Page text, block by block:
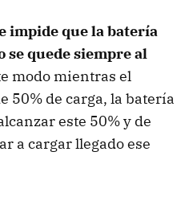
impide que la batería
se quede siempre al
modo mientras el
50% de carga, la batería
este 50% y de
a cargar llegado ese